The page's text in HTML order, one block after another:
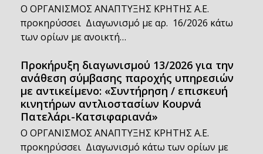
Ο ΟΡΓΑΝΙΣΜΟΣ ΑΝΑΠΤΥΞΗΣ ΚΡΗΤΗΣ Α.Ε.
προκηρύσσει Διαγωνισμό με αρ. 16/2026 κάτω
των ορίων με ανοικτή…
Προκήρυξη διαγωνισμού 13/2026 για την
ανάθεση σύμβασης παροχής υπηρεσιών
με αντικείμενο: «Συντήρηση / επισκευή
κινητήρων αντλιοστασίων Κουρνά
Πατελάρι-Κατσιφαριανά»
Ο ΟΡΓΑΝΙΣΜΟΣ ΑΝΑΠΤΥΞΗΣ ΚΡΗΤΗΣ Α.Ε.
προκηρύσσει Διαγωνισμό κάτω των ορίων με